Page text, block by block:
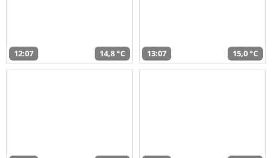
12:07 14,8 °C 13:07 15,0 °C